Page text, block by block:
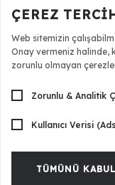
Arty Koltuk Takımı
ÇEREZ
Web sitemizin
Onay vermeniz halinde,
zorunlu olmayan
Zorunlu & Analitik
Kullanıcı Verisi
TÜMÜNÜ